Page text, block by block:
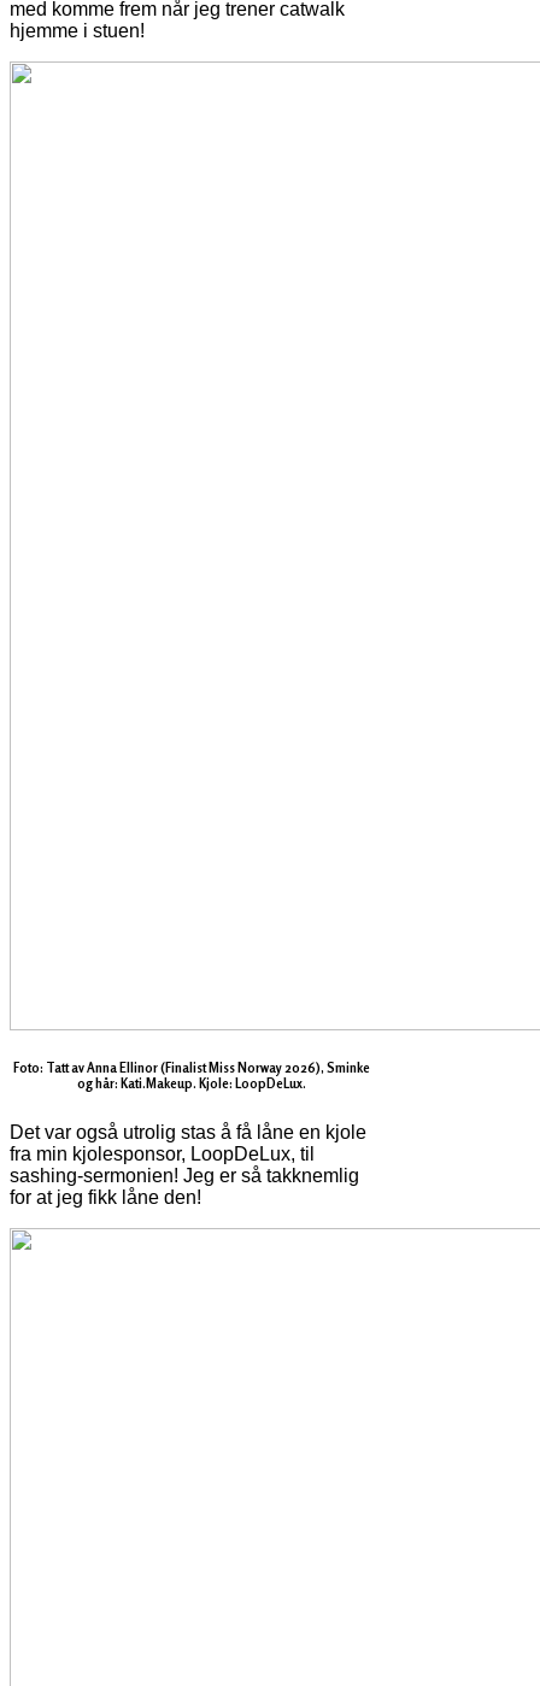
med komme frem når jeg trener catwalk
hjemme i stuen!
Foto: Tatt av Anna Ellinor (Finalist Miss Norway 2026), Sminke
og hår: Kati.Makeup. Kjole: LoopDeLux.
Det var også utrolig stas å få låne en kjole
fra min kjolesponsor, LoopDeLux, til
sashing-sermonien! Jeg er så takknemlig
for at jeg fikk låne den!